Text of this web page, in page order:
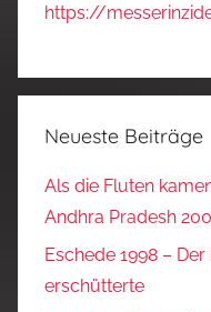
https://
Neueste Beiträge
Als die Fluten
Andhra Pradesh
Eschede 1998 –
erschütterte